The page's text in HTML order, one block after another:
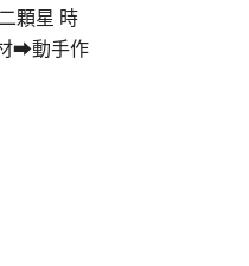
顆星 時
➡動手作